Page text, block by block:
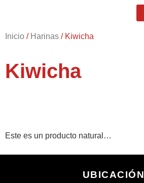
Inicio / Harinas / Kiwicha
Kiwicha
Este es un producto natural…
UBICACIÓN